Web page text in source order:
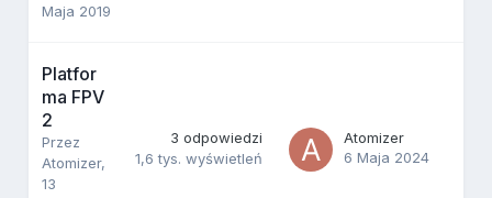
Maja 2019
Platfor
ma FPV
2
Przez
Atomizer,
13
3 odpowiedzi
1,6 tys. wyświetleń
Atomizer
6 Maja 2024